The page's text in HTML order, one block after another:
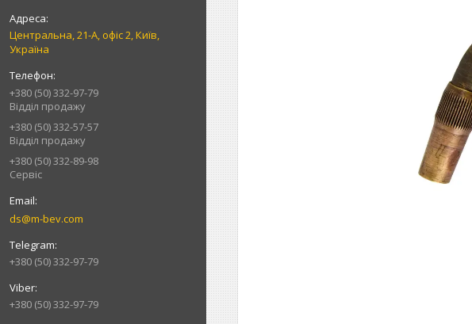
Центральна, 21-А, офіс 2, Київ,
Україна
+380 (50) 332-97-79
Відділ продажу
+380 (50) 332-57-57
Відділ продажу
+380 (50) 332-89-98
Сервіс
ds@m-bev.com
+380 (50) 332-97-79
+380 (50) 332-97-79